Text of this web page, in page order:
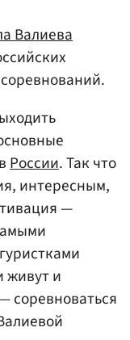
Валиева
России. Так что
интересным,
—
живут и
соревноваться